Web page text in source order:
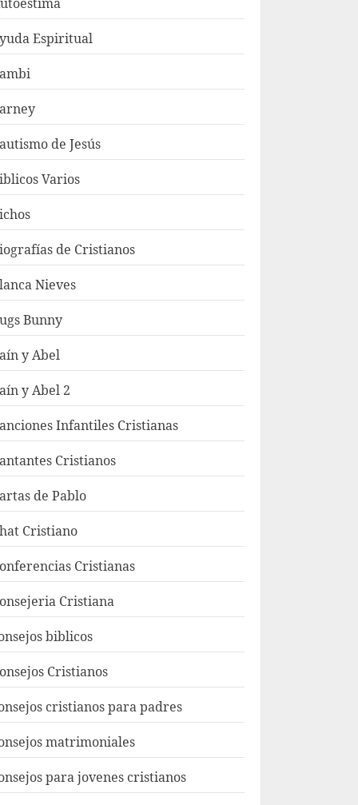
Espiritual
de Jesús
Varios
de Cristianos
Nieves
Bunny
y Abel
y Abel 2
Infantiles Cristianas
Cristianos
de Pablo
Cristiano
Cristianas
Cristiana
biblicos
Cristianos
cristianos para padres
matrimoniales
para jovenes cristianos